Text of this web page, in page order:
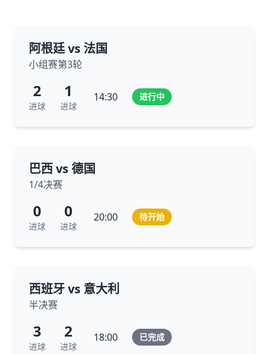
阿根廷 vs 法国
小组赛第3轮
2
进球
1
进球
14:30 进行中
巴西 vs 德国
1/4决赛
0
进球
0
进球
20:00 待开始
西班牙 vs 意大利
半决赛
3
进球
2
进球
18:00 已完成